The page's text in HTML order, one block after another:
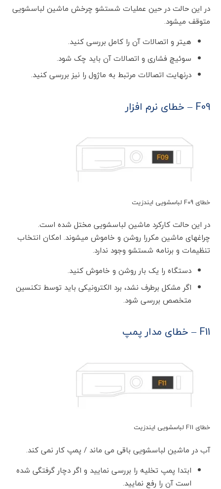
در این حالت در حین عملیات شستشو چرخش ماشین لباسشویی
متوقف میشود.
هیتر و اتصالات آن را کامل بررسی کنید.
سوئیچ فشاری و اتصالات آن باید چک شود.
درنهایت اتصالات مرتبط به ماژول را نیز بررسی کنید.
F09 – خطای نرم افزار
خطای F09 لباسشویی ایندزیت
در این حالت کارکرد ماشین لباسشویی مختل شده است.
چراغهای ماشین مکررا روشن و خاموش میشوند. امکان انتخاب
تنظیمات و برنامه شستشو وجود ندارد.
دستگاه را یک بار روشن و خاموش کنید.
اگر مشکل برطرف نشد، برد الکترونیکی باید توسط تکنسین
متخصص بررسی شود.
F11 – خطای مدار پمپ
خطای F11 لباسشویی ایندزیت
آب در ماشین لباسشویی باقی می ماند / پمپ کار نمی کند.
ابتدا پمپ تخلیه را بررسی نمایید و اگر دچار گرفتگی شده
است آن را رفع نمایید.